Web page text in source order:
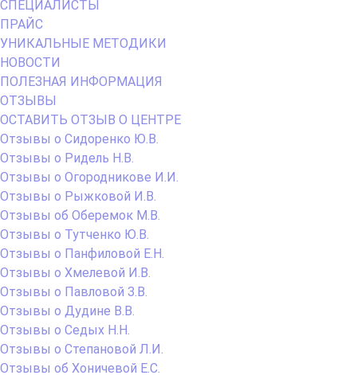
СПЕЦИАЛИСТЫ
ПРАЙС
УНИКАЛЬНЫЕ МЕТОДИКИ
НОВОСТИ
ПОЛЕЗНАЯ ИНФОРМАЦИЯ
ОТЗЫВЫ
ОСТАВИТЬ ОТЗЫВ О ЦЕНТРЕ
Отзывы о Сидоренко Ю.В.
Отзывы о Ридель Н.В.
Отзывы о Огородникове И.И.
Отзывы о Рыжковой И.В.
Отзывы об Оберемок М.В.
Отзывы о Тутченко Ю.В.
Отзывы о Панфиловой Е.Н.
Отзывы о Хмелевой И.В.
Отзывы о Павловой З.В.
Отзывы о Дудине В.В.
Отзывы о Седых Н.Н.
Отзывы о Степановой Л.И.
Отзывы об Хоничевой Е.С.